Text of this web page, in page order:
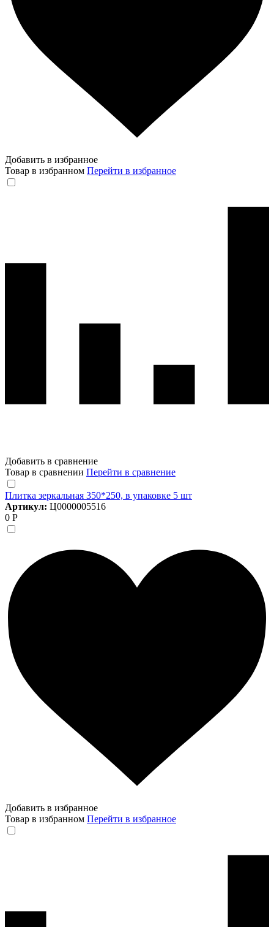
Добавить в избранное
Товар в избранном Перейти в избранное
Добавить в сравнение
Товар в сравнении Перейти в сравнение
Плитка зеркальная 350*250, в упаковке 5 шт
Артикул: Ц0000005516
0 Р
Добавить в избранное
Товар в избранном Перейти в избранное